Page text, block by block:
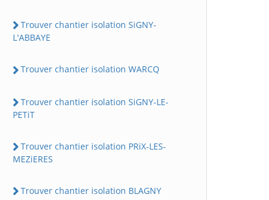
Trouver chantier isolation SiGNY-
L'ABBAYE
Trouver chantier isolation WARCQ
Trouver chantier isolation SiGNY-LE-
PETiT
Trouver chantier isolation PRiX-LES-
MEZiERES
Trouver chantier isolation BLAGNY